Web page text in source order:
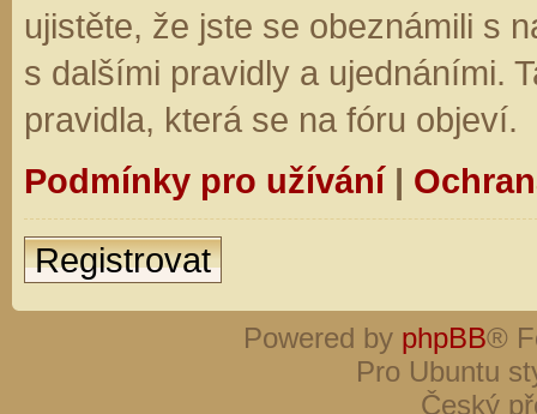
ujistěte, že jste se obeznámili s
s dalšími pravidly a ujednáními.
pravidla, která se na fóru objeví.
Podmínky pro užívání|
Registrovat
Powered by phpBB®
Pro Ubuntu
Český